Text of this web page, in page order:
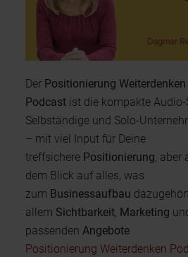
Der Positionierung Weiterdenken
Podcastist die kompakte Audio-
Selbständige und Solo-
– mit viel Input für Deine
treffsichere Positionierung, aber
dem Blick auf alles, was
zum Businessaufbau
allem Sichtbarkeit, Marketing
passenden Angebote
Positionierung Weiterdenken